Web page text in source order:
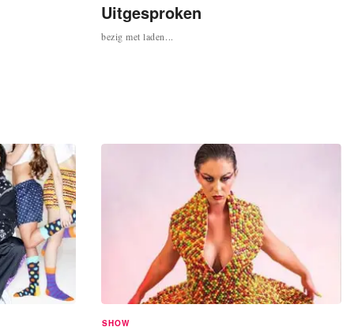
Uitgesproken
bezig met laden...
SHOW